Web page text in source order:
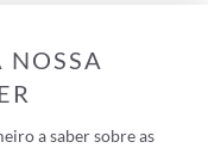
NOSSA
a saber sobre as